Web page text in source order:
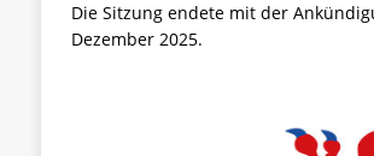
Die Sitzung endete mit der
Dezember 2025.